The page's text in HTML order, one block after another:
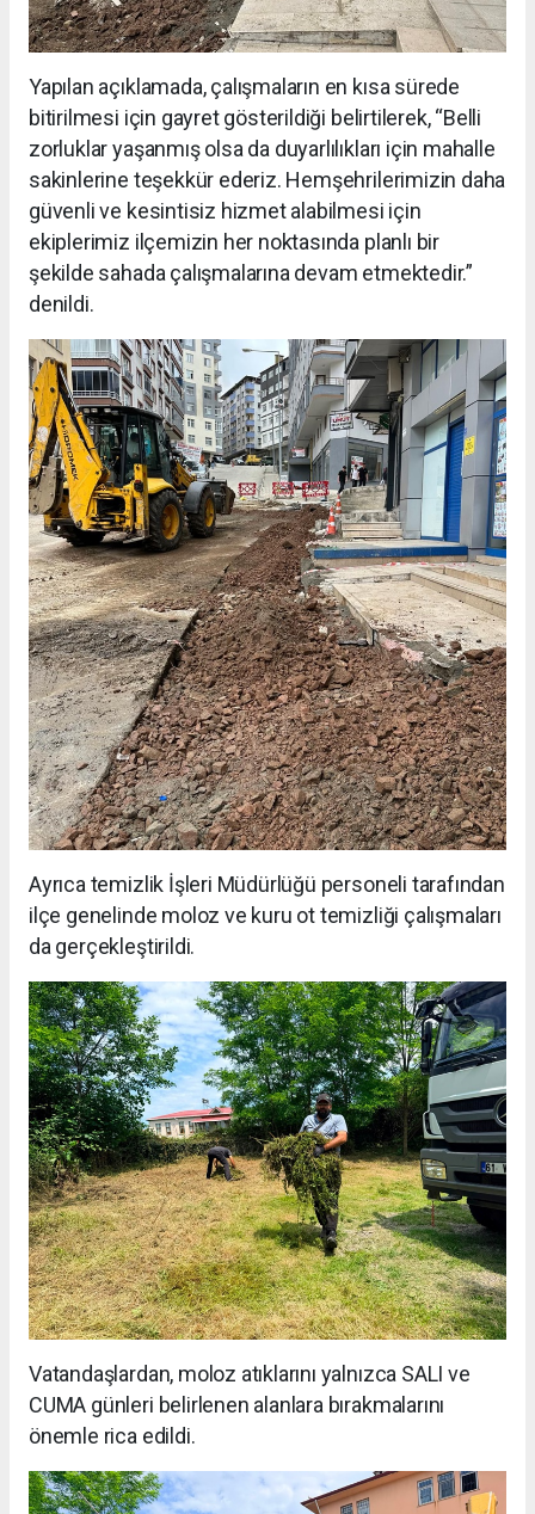
Yapılan açıklamada, çalışmaların en kısa sürede
bitirilmesi için gayret gösterildiği belirtilerek, “Belli
zorluklar yaşanmış olsa da duyarlılıkları için mahalle
sakinlerine teşekkür ederiz. Hemşehrilerimizin daha
güvenli ve kesintisiz hizmet alabilmesi için
ekiplerimiz ilçemizin her noktasında planlı bir
şekilde sahada çalışmalarına devam etmektedir.”
denildi.
Ayrıca temizlik İşleri Müdürlüğü personeli tarafından
ilçe genelinde moloz ve kuru ot temizliği çalışmaları
da gerçekleştirildi.
Vatandaşlardan, moloz atıklarını yalnızca SALI ve
CUMA günleri belirlenen alanlara bırakmalarını
önemle rica edildi.